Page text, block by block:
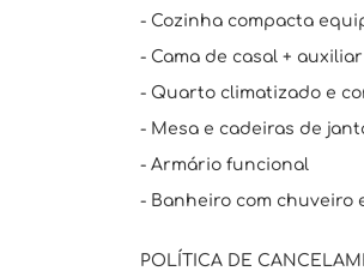
- Cozinha compacta
- Cama de casal + auxiliar
- Quarto climatizado e
- Mesa e cadeiras de
- Armário funcional
- Banheiro com chuveiro
POLÍTICA DE